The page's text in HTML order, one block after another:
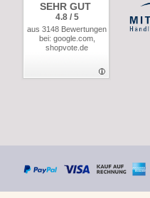
SEHR GUT
4.8 / 5
aus 3148 Bewertungen
bei: google.com,
shopvote.de